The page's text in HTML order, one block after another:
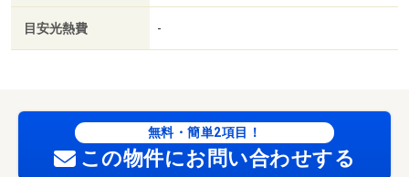
目安光熱費 -
無料・簡単2項目！
この物件にお問い合わせする